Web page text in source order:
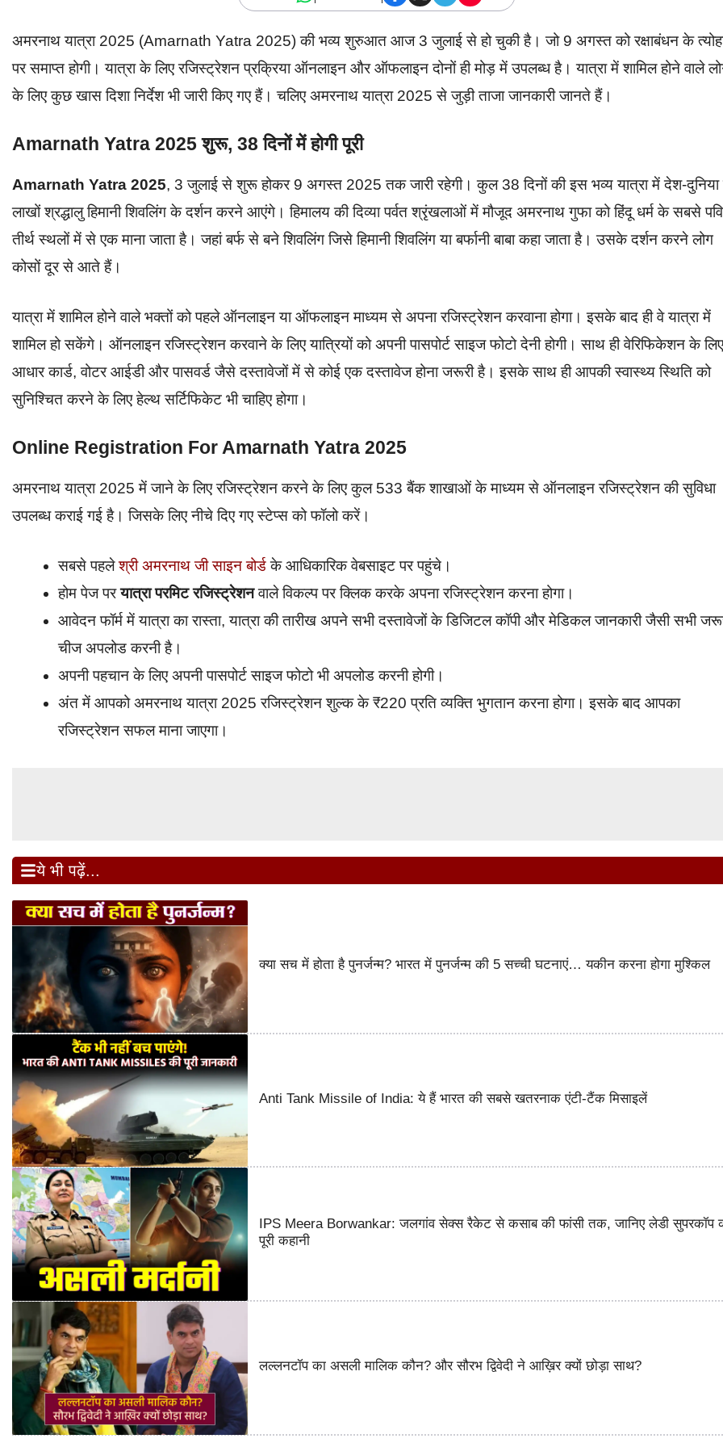
अमरनाथ यात्रा 2025 (Amarnath Yatra 2025) की भव्य शुरुआत आज 3 जुलाई से हो चुकी है। जो 9 अगस्त को रक्षाबंधन के
पर समाप्त होगी। यात्रा के लिए रजिस्ट्रेशन प्रक्रिया ऑनलाइन और ऑफलाइन दोनों ही मोड़ में उपलब्ध है। यात्रा में शामिल होने वाले
के लिए कुछ खास दिशा निर्देश भी जारी किए गए हैं। चलिए अमरनाथ यात्रा 2025 से जुड़ी ताजा जानकारी जानते हैं।
Amarnath Yatra 2025 शुरू, 38 दिनों में होगी पूरी
Amarnath Yatra 2025, 3 जुलाई से शुरू होकर 9 अगस्त 2025 तक जारी रहेगी। कुल 38 दिनों की इस भव्य यात्रा में देश-
लाखों श्रद्धालु हिमानी शिवलिंग के दर्शन करने आएंगे। हिमालय की दिव्या पर्वत श्रृंखलाओं में मौजूद अमरनाथ गुफा को हिंदू धर्म के सबसे
तीर्थ स्थलों में से एक माना जाता है। जहां बर्फ से बने शिवलिंग जिसे हिमानी शिवलिंग या बर्फानी बाबा कहा जाता है। उसके दर्शन करने लोग
कोसों दूर से आते हैं।
यात्रा में शामिल होने वाले भक्तों को पहले ऑनलाइन या ऑफलाइन माध्यम से अपना रजिस्ट्रेशन करवाना होगा। इसके बाद ही वे यात्रा में
शामिल हो सकेंगे। ऑनलाइन रजिस्ट्रेशन करवाने के लिए यात्रियों को अपनी पासपोर्ट साइज फोटो देनी होगी। साथ ही वेरिफिकेशन के लिए
आधार कार्ड, वोटर आईडी और पासवर्ड जैसे दस्तावेजों में से कोई एक दस्तावेज होना जरूरी है। इसके साथ ही आपकी स्वास्थ्य स्थिति को
सुनिश्चित करने के लिए हेल्थ सर्टिफिकेट भी चाहिए होगा।
Online Registration For Amarnath Yatra 2025
अमरनाथ यात्रा 2025 में जाने के लिए रजिस्ट्रेशन करने के लिए कुल 533 बैंक शाखाओं के माध्यम से ऑनलाइन रजिस्ट्रेशन की सुविधा
उपलब्ध कराई गई है। जिसके लिए नीचे दिए गए स्टेप्स को फॉलो करें।
सबसे पहलेश्री अमरनाथ जी साइन बोर्डके आधिकारिक वेबसाइट पर पहुंचे।
होम पेज परयात्रा परमिट रजिस्ट्रेशनवाले विकल्प पर क्लिक करके अपना रजिस्ट्रेशन करना होगा।
आवेदन फॉर्म में यात्रा का रास्ता, यात्रा की तारीख अपने सभी दस्तावेजों के डिजिटल कॉपी और मेडिकल जानकारी जैसी सभी
चीज अपलोड करनी है।
अपनी पहचान के लिए अपनी पासपोर्ट साइज फोटो भी अपलोड करनी होगी।
अंत में आपको अमरनाथ यात्रा 2025 रजिस्ट्रेशन शुल्क के ₹220 प्रति व्यक्ति भुगतान करना होगा। इसके बाद आपका
रजिस्ट्रेशन सफल माना जाएगा।
ये भी पढ़ें...
क्या सच में होता है पुनर्जन्म? भारत में पुनर्जन्म की 5 सच्ची घटनाएं… यकीन करना होगा मुश्किल
Anti Tank Missile of India: ये हैं भारत की सबसे खतरनाक एंटी-टैंक मिसाइलें
IPS Meera Borwankar: जलगांव सेक्स रैकेट से कसाब की फांसी तक, जानिए लेडी सुपरकॉप
पूरी कहानी
लल्लनटॉप का असली मालिक कौन? और सौरभ द्विवेदी ने आख़िर क्यों छोड़ा साथ?